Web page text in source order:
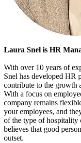
Laura Snel is HR
With over 10 years of
Snel has developed HR
contribute to the growth
With a focus on
company remains
your employees, and
of the type of hospitality
believes that good
outset.